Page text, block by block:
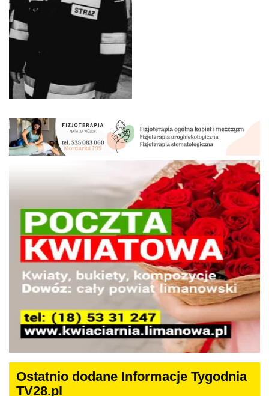
Ostatnio dodane Informacje Tygodnia
TV28.pl